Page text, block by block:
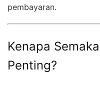
pembayaran.
Kenapa
Penting?